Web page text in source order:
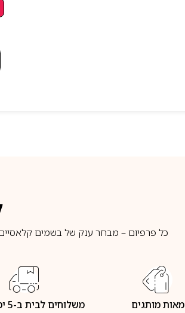
כל פרפיום – מבחר ענק של בשמים קלאסיים
מאות מותגים משלוחים לבית ב-5 ימי עסקים